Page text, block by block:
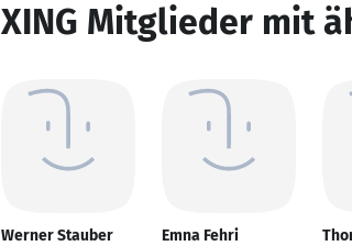
XING Mitglieder mit
Werner Stauber Emna Fehri